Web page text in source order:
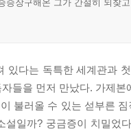
승장구해온 그가 간절히 되찾
다는 독특한 세계관과
들을 먼저 만났다. 가제
불러올 수 있는 섣부른
일까? 궁금증이 치밀었